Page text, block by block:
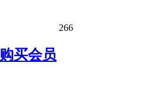
266
购买会员